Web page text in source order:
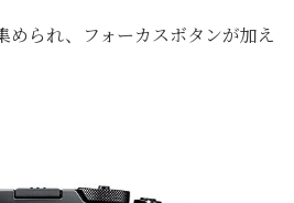
められ、フォーカスボタンが加え